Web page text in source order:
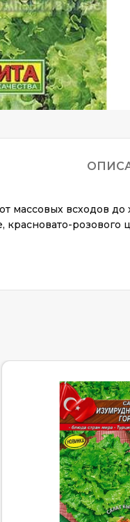
массовых всходов